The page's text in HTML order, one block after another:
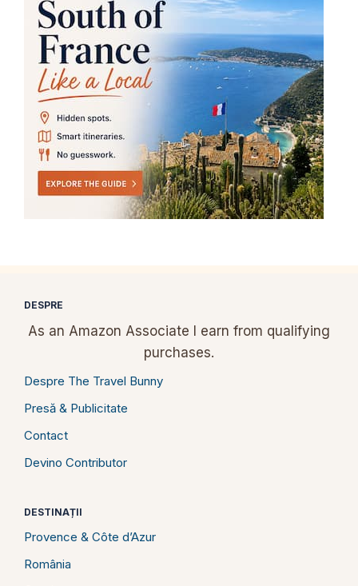
DESPRE
As an Amazon Associate I earn from qualifying
purchases.
Despre The Travel Bunny
Presă & Publicitate
Contact
Devino Contributor
DESTINAȚII
Provence & Côte d’Azur
România